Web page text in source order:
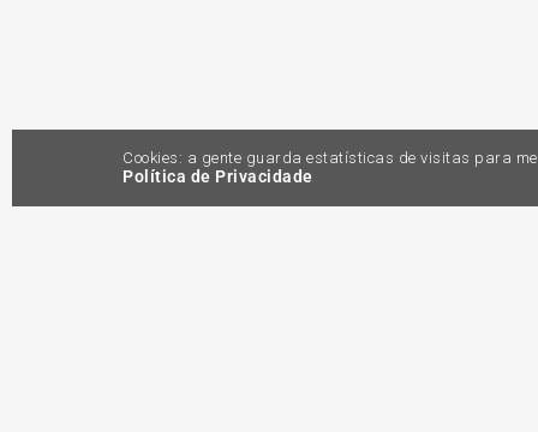
Cookies: a gente guarda estatísticas de visitas para
Política de Privacidade